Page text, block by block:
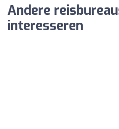
Andere
interesseren